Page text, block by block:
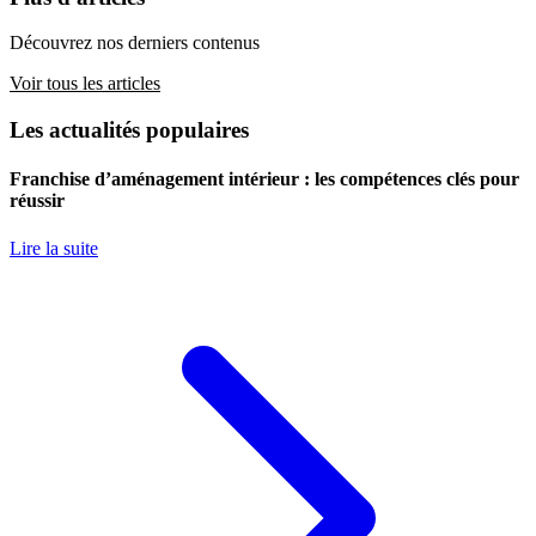
Découvrez nos derniers contenus
Voir tous les articles
Les actualités populaires
Franchise d’aménagement intérieur : les compétences clés pour
réussir
Lire la suite